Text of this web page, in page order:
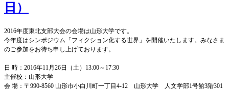
日）
2016年度東北支部大会の会場は山形大学です。
今年度はシンポジウム「フィクション化する世界」を開催いたします。 みなさま
のご参加をお待ち申し上げております。
日 時：2016年11月26日（土）13:00～17:30
主催校：山形大学
会 場： 〒990-8560 山形市小白川町一丁目4-12 山形大学 人文学部1号館3階301